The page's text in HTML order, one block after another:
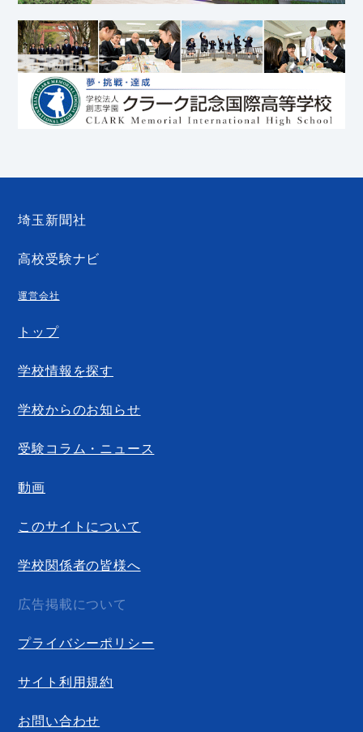
埼玉新聞社
高校受験ナビ
運営会社
トップ
学校情報を探す
学校からのお知らせ
受験コラム・ニュース
動画
このサイトについて
学校関係者の皆様へ
広告掲載について
プライバシーポリシー
サイト利用規約
お問い合わせ